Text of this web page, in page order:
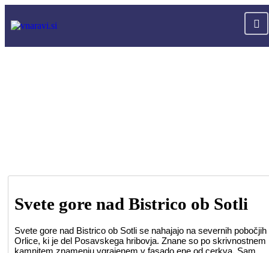
Svete gore nad Bistrico ob Sotli
Svete gore nad Bistrico ob Sotli se nahajajo na severnih pobočjih
Orlice, ki je del Posavskega hribovja. Znane so po skrivnostnem